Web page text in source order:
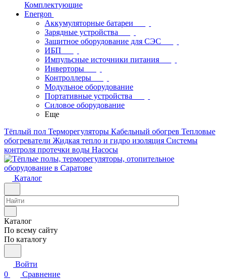
Комплектующие
Energon
Аккумуляторные батареи
Зарядные устройства
Защитное оборудование для СЭС
ИБП
Импульсные источники питания
Инверторы
Контроллеры
Модульное оборудование
Портативные устройства
Силовое оборудование
Еще
Тёплый пол Терморегуляторы Кабельный обогрев Тепловые
обогреватели Жидкая тепло и гидро изоляция Системы
контроля протечки воды Насосы
Каталог
Каталог
По всему сайту
По каталогу
Войти
0
Сравнение